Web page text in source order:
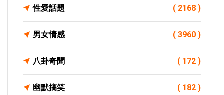
性愛話題 ( 2168 )
男女情感 ( 3960 )
八卦奇聞 ( 172 )
幽默搞笑 ( 182 )